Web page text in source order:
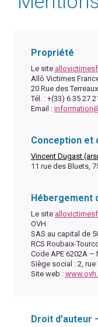
Propriété
Le site
Allô Victimes
20 Rue des
Tél. : +(33) 6 35 27
Email :
Conception et
Vincent Dugast
11 rue des Bluets,
Hébergement
Le site
OVH
SAS au capital de
RCS Roubaix-
Code APE 6202A –
Siège social : 2,
Site web :
Droit d’auteur